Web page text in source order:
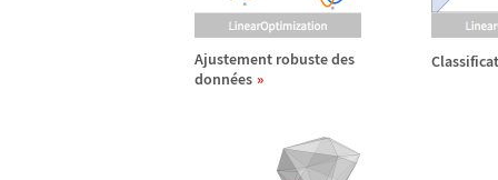
Ajustement robuste des
données